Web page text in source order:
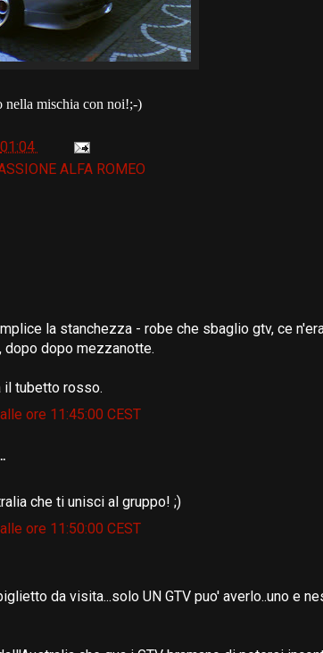
nella mischia con noi!;-)
01:04
ALFA ROMEO
la stanchezza - robe che sbaglio gtv, ce
dopo dopo mezzanotte.
il tubetto rosso.
ore 11:45:00 CEST
che ti unisci al gruppo! ;)
ore 11:50:00 CEST
da visita...solo UN GTV puo' averlo..uno e